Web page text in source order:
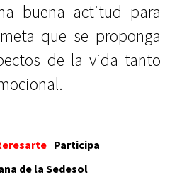
buena actitud para
que se proponga
de la vida tanto
Participa
de la Sedesol